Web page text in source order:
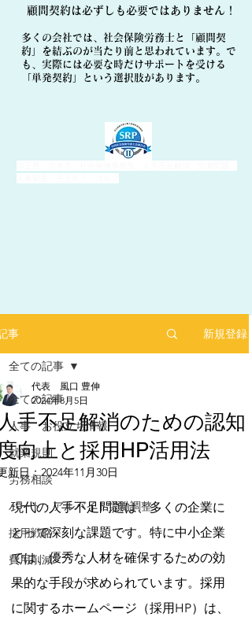
顧問契約は必ずしも必要ではありません！
多くの会社では、社会保険労務士と「顧問契
約」を結ぶのが当たり前と思われています。で
も、実際には必要な時だけサポートを受ける
「単発契約」という選択肢があります。
2025年1月にリリースした求人サイト「あるバ
イ」を運営する㈱ヒプスターの情報サイトに、
弊社が掲載されました！
「あるバイ」は無料掲載(2025年6月現在)、採用
しても費用が掛からない媒体です。
​是非、ご活用ください！！
【あるバイ関東版】アルバイト・バイト・パー
トの求人・仕事を探そう！アルバイト情報はこ
こに【あるバイ】
事 新規登録
全ての記事
人事 お役立ち情報
就業規則
労務相談
パート・アルバイト労働調整
採用戦略
費用削減
全ての記事
手不足解消のための認知
向上と採用HP活用法
代表 風口 豊伸
2024年8月5日
新日：2024年11月30日
5つ星のうちNaNと評価されています。
現代の人手不足問題は、多くの企業に
とって深刻な課題です。特に中小企業
では、優秀な人材を確保するための効
果的な手段が求められています。採用
に関するホームページ（採用HP）は、